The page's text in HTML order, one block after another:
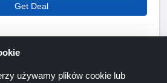
Get Deal
używamy plików cookie lub